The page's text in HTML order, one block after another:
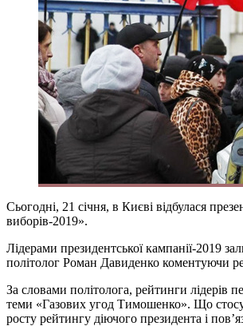
Сьогодні, 21 січня, в Києві відбулася
виборів-2019».
Лідерами президентської кампанії-2019
політолог Роман Давиденко коментуючи
За словами політолога, рейтинги лідерів
теми «Газових угод Тимошенко». Що
росту рейтингу діючого президента і